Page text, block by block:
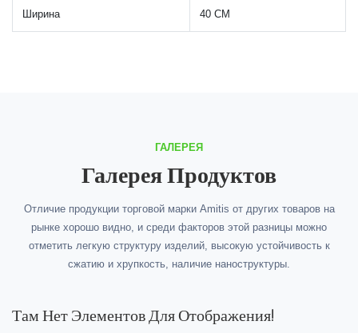
Ширина 40 СМ
ГАЛЕРЕЯ
Галерея Продуктов
Отличие продукции торговой марки Amitis от других товаров на
рынке хорошо видно, и среди факторов этой разницы можно
отметить легкую структуру изделий, высокую устойчивость к
сжатию и хрупкость, наличие наноструктуры.
Там Нет Элементов Для Отображения!